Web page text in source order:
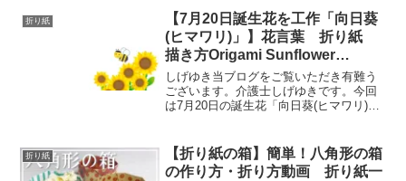
に作ることで、シンプルで可愛いギフト
バッグを作ることが出来...
折り紙
【7月20日誕生花を工作「向日葵
(ヒマワリ)」】花言葉 折り紙
描き方Origami Sunflower
tutorial
しげゆき当ブログをご覧いただき有難う
ございます。介護士しげゆきです。今回
は7月20日の誕生花「向日葵(ヒマワリ)」
壁面制作などにご参考ください。7月20日
の誕生花「向日...
折り紙
【折り紙の箱】簡単！八角形の箱
の作り方・折り方動画 折り紙一